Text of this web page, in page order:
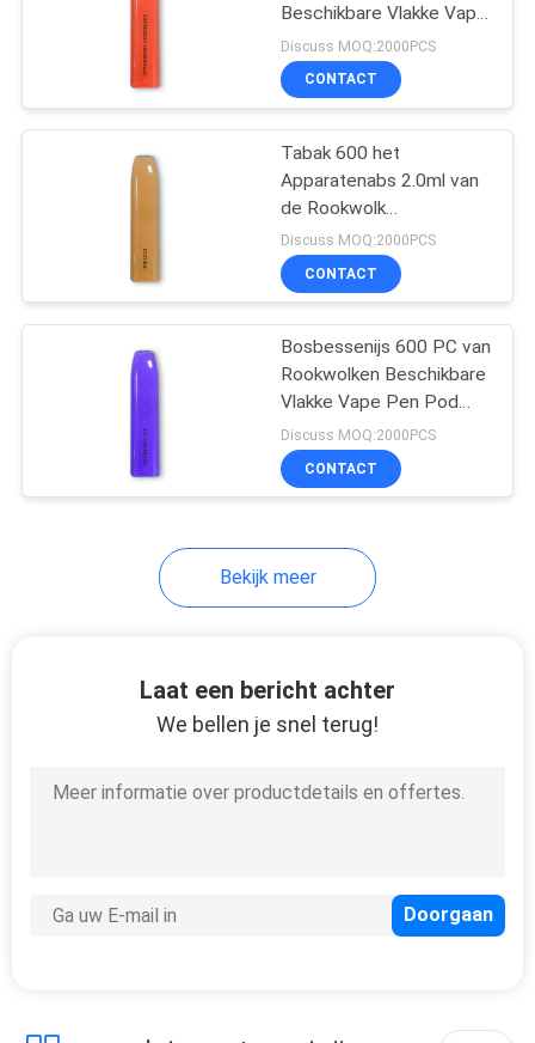
Op smaak
gebrachte e-Sigaret
De
Aanzetuitrustingen
van het peulsysteem
Cigalikeverspreider
Cigarette
Beschikbare Vlakke Vape
Pen Pod 2.0ml E
Discuss MOQ:2000PCS
CONTACT
Tabak 600 het
Apparatenabs 2.0ml van
de Rookwolk
Beschikbare Vlakke Peul
Aardbeigunst
Discuss MOQ:2000PCS
CONTACT
Bosbessenijs 600 PC van
Rookwolken Beschikbare
Vlakke Vape Pen Pod
Lichtgewicht
Discuss MOQ:2000PCS
CONTACT
Bekijk meer
Laat een bericht achter
We bellen je snel terug!